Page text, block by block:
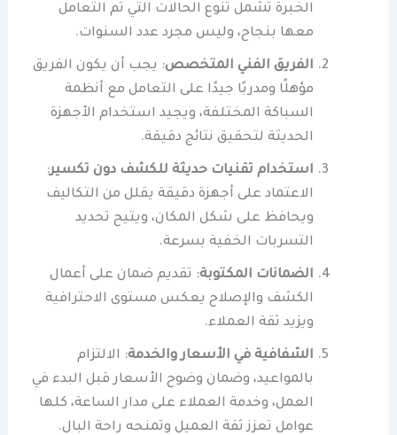
الخبرة تشمل تنوع الحالات التي تم التعامل
معها بنجاح، وليس مجرد عدد السنوات.
الفريق الفني المتخصص: يجب أن يكون الفريق
مؤهلًا ومدربًا جيدًا على التعامل مع أنظمة
السباكة المختلفة، ويجيد استخدام الأجهزة
الحديثة لتحقيق نتائج دقيقة.
استخدام تقنيات حديثة للكشف دون تكسير:
الاعتماد على أجهزة دقيقة يقلل من التكاليف
ويحافظ على شكل المكان، ويتيح تحديد
التسربات الخفية بسرعة.
الضمانات المكتوبة: تقديم ضمان على أعمال
الكشف والإصلاح يعكس مستوى الاحترافية
ويزيد ثقة العملاء.
الشفافية في الأسعار والخدمة: الالتزام
بالمواعيد، وضمان وضوح الأسعار قبل البدء في
العمل، وخدمة العملاء على مدار الساعة، كلها
عوامل تعزز ثقة العميل وتمنحه راحة البال.